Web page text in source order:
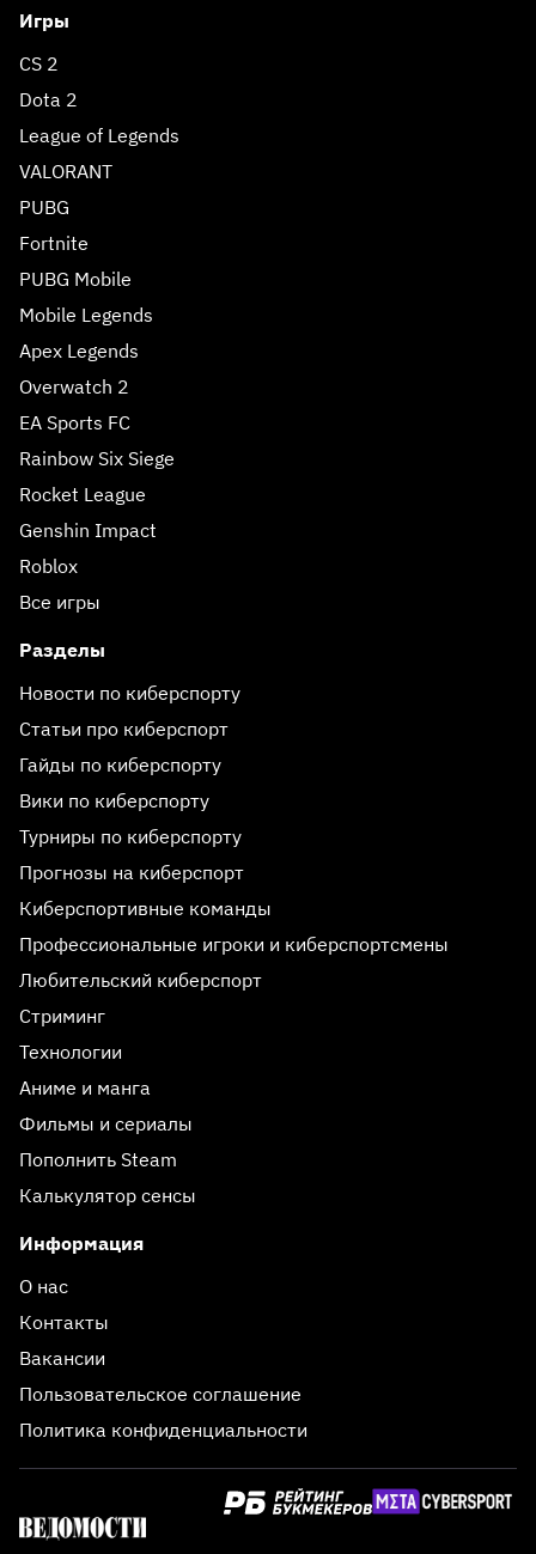
Игры
CS 2
Dota 2
League of Legends
VALORANT
PUBG
Fortnite
PUBG Mobile
Mobile Legends
Apex Legends
Overwatch 2
EA Sports FC
Rainbow Six Siege
Rocket League
Genshin Impact
Roblox
Все игры
Разделы
Новости по киберспорту
Статьи про киберспорт
Гайды по киберспорту
Вики по киберспорту
Турниры по киберспорту
Прогнозы на киберспорт
Киберспортивные команды
Профессиональные игроки и киберспортсмены
Любительский киберспорт
Стриминг
Технологии
Аниме и манга
Фильмы и сериалы
Пополнить Steam
Калькулятор сенсы
Информация
О нас
Контакты
Вакансии
Пользовательское соглашение
Политика конфиденциальности